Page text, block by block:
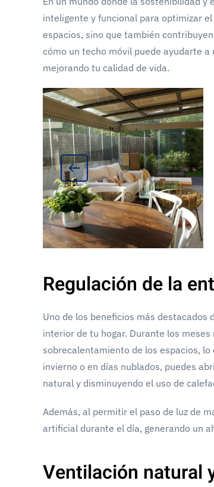
inteligente y funcional para optimizar
espacios, sino que también
cómo un techo móvil puede ayudarte
mejorando tu calidad de vida.
Regulación de la
Uno de los beneficios más
interior de tu hogar. Durante los
sobrecalentamiento de los espacios,
invierno o en días nublados, puedes
natural y disminuyendo el uso de
Además, al permitir el paso de luz de
artificial durante el día, generando un
Ventilación natural